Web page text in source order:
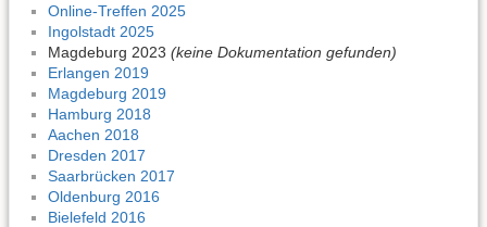
Online-Treffen 2025
Ingolstadt 2025
Magdeburg 2023 (keine Dokumentation gefunden)
Erlangen 2019
Magdeburg 2019
Hamburg 2018
Aachen 2018
Dresden 2017
Saarbrücken 2017
Oldenburg 2016
Bielefeld 2016